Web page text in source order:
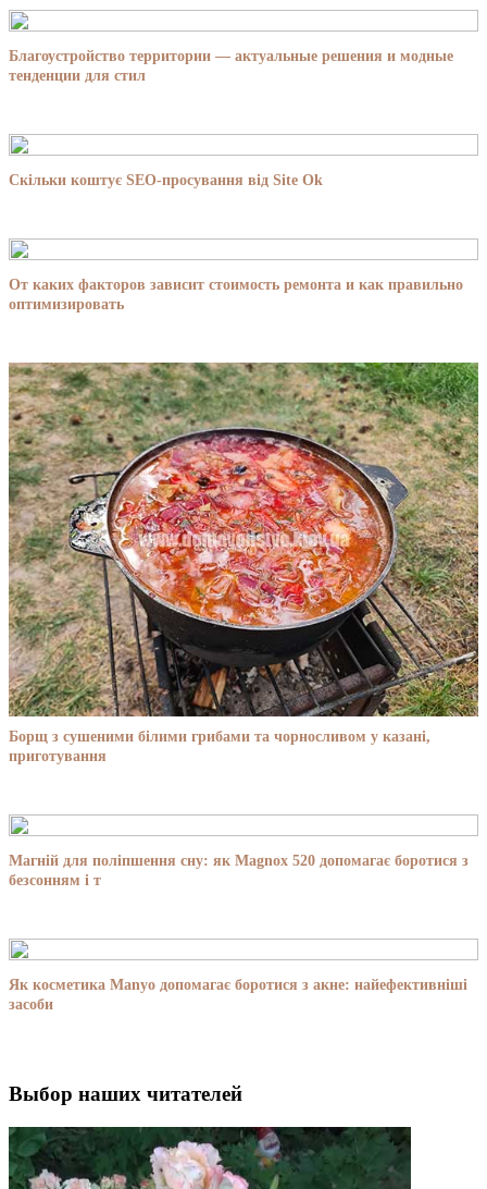
Благоустройство территории — актуальные решения и модные
тенденции для стил
Скільки коштує SEO-просування від Site Ok
От каких факторов зависит стоимость ремонта и как правильно
оптимизировать
Борщ з сушеними білими грибами та чорносливом у казані,
приготування
Магній для поліпшення сну: як Magnox 520 допомагає боротися з
безсонням і т
Як косметика Manyo допомагає боротися з акне: найефективніші
засоби
Выбор наших читателей